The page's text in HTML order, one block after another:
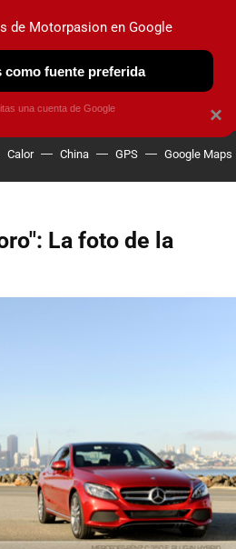
OBSERVATORIO
Calor China GPS Google Maps
La foto de la
×
de Motorpasion en Google
como fuente preferida
una cuenta de Google